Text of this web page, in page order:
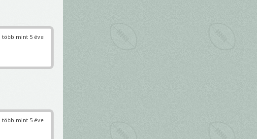
több mint 5 éve
több mint 5 éve